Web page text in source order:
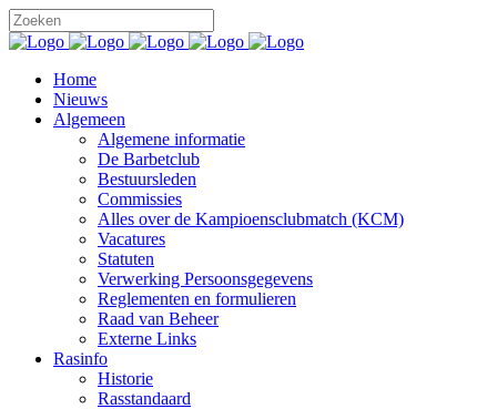
Home
Nieuws
Algemeen
Algemene informatie
De Barbetclub
Bestuursleden
Commissies
Alles over de Kampioensclubmatch (KCM)
Vacatures
Statuten
Verwerking Persoonsgegevens
Reglementen en formulieren
Raad van Beheer
Externe Links
Rasinfo
Historie
Rasstandaard